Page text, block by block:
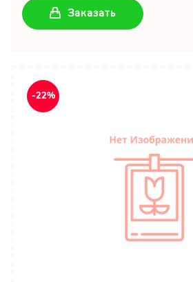
Заказать
-22%